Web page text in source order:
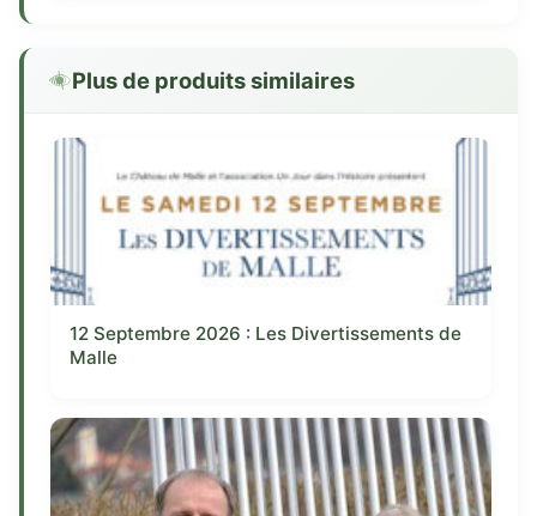
Plus de produits similaires
12 Septembre 2026 : Les Divertissements de
Malle